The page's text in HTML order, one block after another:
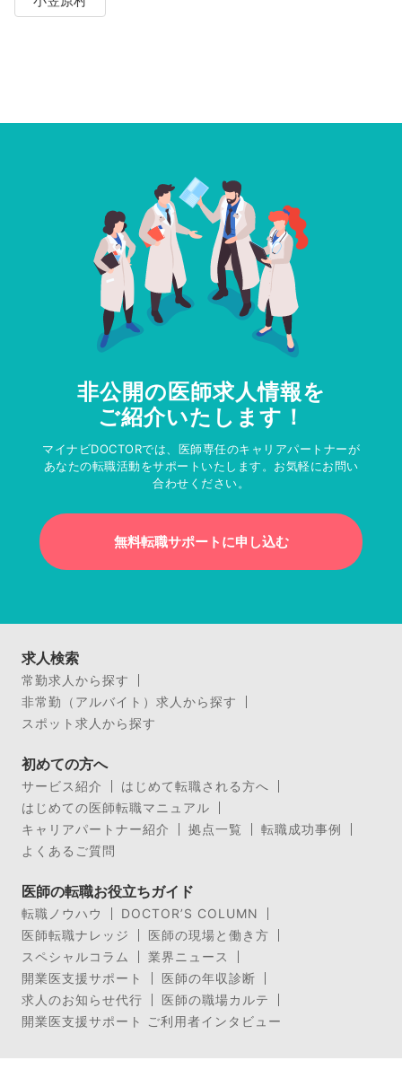
非公開の医師求人情報を
ご紹介いたします！
マイナビDOCTORでは、医師専任のキャリアパートナーが
あなたの転職活動をサポートいたします。お気軽にお問い
合わせください。
無料転職サポートに申し込む
求人検索
常勤求人から探す
非常勤（アルバイト）求人から探す
スポット求人から探す
初めての方へ
サービス紹介
はじめて転職される方へ
はじめての医師転職マニュアル
キャリアパートナー紹介
拠点一覧
転職成功事例
よくあるご質問
医師の転職お役立ちガイド
転職ノウハウ
DOCTOR’S COLUMN
医師転職ナレッジ
医師の現場と働き方
スペシャルコラム
業界ニュース
開業医支援サポート
医師の年収診断
求人のお知らせ代行
医師の職場カルテ
開業医支援サポート ご利用者インタビュー